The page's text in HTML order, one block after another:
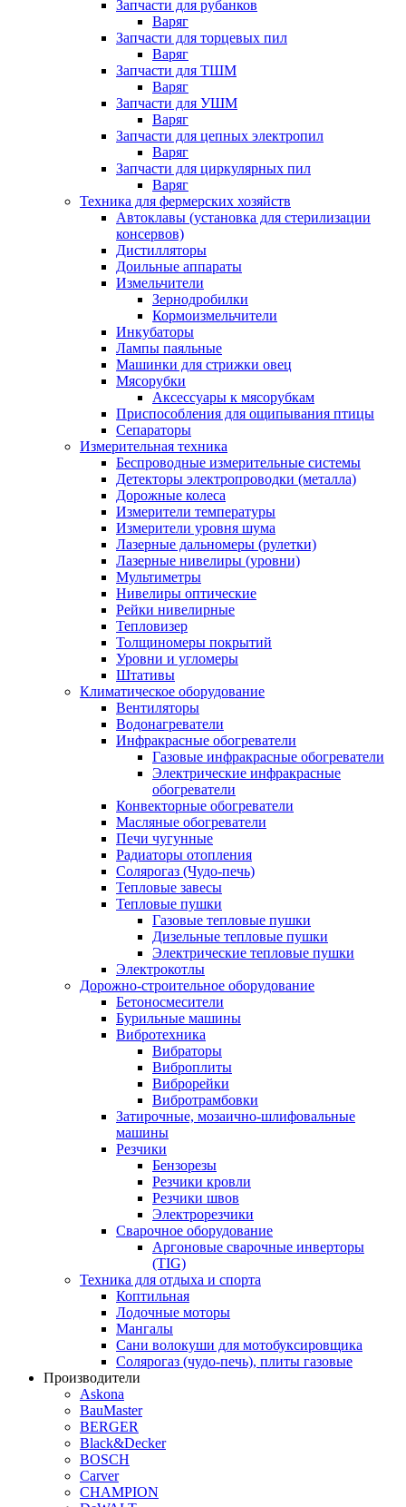
Запчасти для рубанков
Варяг
Запчасти для торцевых пил
Варяг
Запчасти для ТШМ
Варяг
Запчасти для УШМ
Варяг
Запчасти для цепных электропил
Варяг
Запчасти для циркулярных пил
Варяг
Техника для фермерских хозяйств
Автоклавы (установка для стерилизации
консервов)
Дистилляторы
Доильные аппараты
Измельчители
Зернодробилки
Кормоизмельчители
Инкубаторы
Лампы паяльные
Машинки для стрижки овец
Мясорубки
Аксессуары к мясорубкам
Приспособления для ощипывания птицы
Сепараторы
Измерительная техника
Беспроводные измерительные системы
Детекторы электропроводки (металла)
Дорожные колеса
Измерители температуры
Измерители уровня шума
Лазерные дальномеры (рулетки)
Лазерные нивелиры (уровни)
Мультиметры
Нивелиры оптические
Рейки нивелирные
Тепловизер
Толщиномеры покрытий
Уровни и угломеры
Штативы
Климатическое оборудование
Вентиляторы
Водонагреватели
Инфракрасные обогреватели
Газовые инфракрасные обогреватели
Электрические инфракрасные
обогреватели
Конвекторные обогреватели
Масляные обогреватели
Печи чугунные
Радиаторы отопления
Солярогаз (Чудо-печь)
Тепловые завесы
Тепловые пушки
Газовые тепловые пушки
Дизельные тепловые пушки
Электрические тепловые пушки
Электрокотлы
Дорожно-строительное оборудование
Бетоносмесители
Бурильные машины
Вибротехника
Вибраторы
Виброплиты
Виброрейки
Вибротрамбовки
Затирочные, мозаично-шлифовальные
машины
Резчики
Бензорезы
Резчики кровли
Резчики швов
Электрорезчики
Сварочное оборудование
Аргоновые сварочные инверторы
(TIG)
Техника для отдыха и спорта
Коптильная
Лодочные моторы
Мангалы
Сани волокуши для мотобуксировщика
Солярогаз (чудо-печь), плиты газовые
Производители
Askona
BauMaster
BERGER
Black&Decker
BOSCH
Carver
CHAMPION